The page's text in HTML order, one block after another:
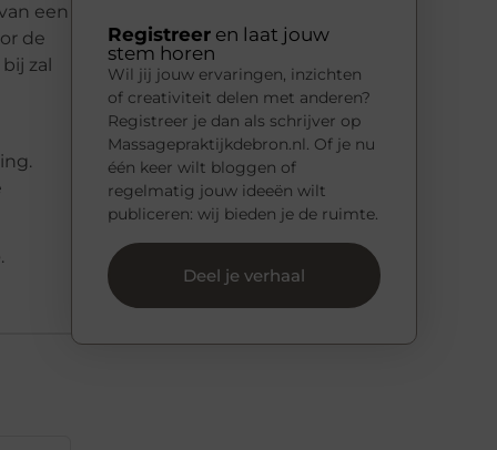
een
de
zal
.
Registreer en laat jouw
stem horen
Wil jij jouw ervaringen, inzichten
of creativiteit delen met anderen?
Registreer je dan als schrijver op
Massagepraktijkdebron.nl. Of je nu
één keer wilt bloggen of
regelmatig jouw ideeën wilt
publiceren: wij bieden je de ruimte.
Deel je verhaal